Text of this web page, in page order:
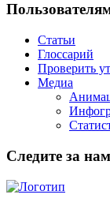
Статьи
Глоссарий
Проверить
Медиа
Следите за